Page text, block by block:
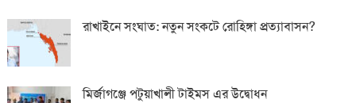
রাখাইনে সংঘাত: নতুন সংকটে রোহিঙ্গা প্রত্যাবাসন?
মির্জাগঞ্জে পটুয়াখালী টাইমস এর উদ্বোধন